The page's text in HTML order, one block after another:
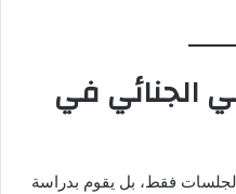
الجنائي في
فقط، بل يقوم بدراسة